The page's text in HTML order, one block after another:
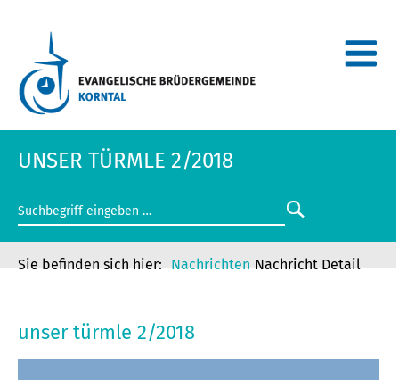
UNSER TÜRMLE 2/2018
Nachrichten Nachricht Detail
unser türmle 2/2018